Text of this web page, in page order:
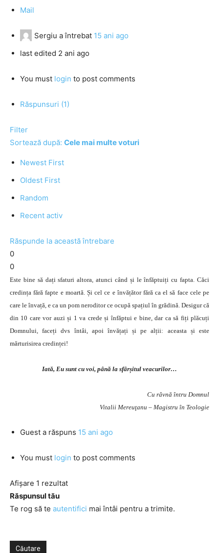
Mail
Sergiu a întrebat 15 ani ago
last edited 2 ani ago
You must login to post comments
Răspunsuri (1)
Filter
Sortează după: Cele mai multe voturi
Newest First
Oldest First
Random
Recent activ
Răspunde la această întrebare
0
0
Este bine să dați sfaturi altora, atunci când și le înfăptuiți cu fapta. Căci
credința fără fapte e moartă. Și cel ce e învățător fără ca el să face cele pe
care le învață, e ca un pom neroditor ce ocupă spațiul în grădină. Desigur că
din 10 care vor auzi și 1 va crede și înfăptui e bine, dar ca să fiți plăcuți
Domnului, faceți dvs întâi, apoi învățați și pe alții: aceasta și este
mărturisirea credinței!
Iată, Eu sunt cu voi, până la sfârșitul veacurilor…
Cu râvnă întru Domnul
Vitalii Mereuţanu – Magistru în Teologie
Guest a răspuns 15 ani ago
You must login to post comments
Afișare 1 rezultat
Răspunsul tău
Te rog să te autentifici mai întâi pentru a trimite.
Căutare